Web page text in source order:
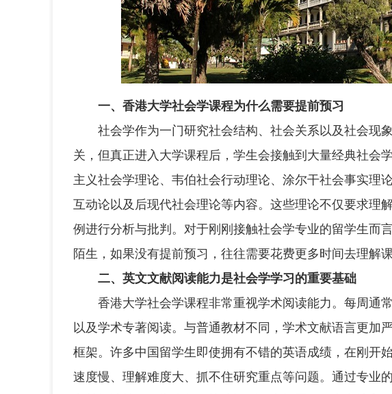
一、香港大学社会学课程为什么需要提前预习
社会学作为一门研究社会结构、社会关系以及社会现
关，但真正进入大学课程后，学生会接触到大量经典社会
主义社会学理论、韦伯社会行动理论、涂尔干社会事实理
互动论以及后现代社会理论等内容。这些理论不仅要求理
例进行分析与批判。对于刚刚接触社会学专业的留学生而
陌生，如果没有提前预习，往往需要花费更多时间去理解
二、英文文献阅读能力是社会学学习的重要基础
香港大学社会学课程非常重视学术阅读能力。每周通
以及学术专著阅读。与普通教材不同，学术文献语言更加
框架。许多中国留学生即使拥有不错的英语成绩，在刚开
速度慢、理解难度大、抓不住研究重点等问题。通过专业